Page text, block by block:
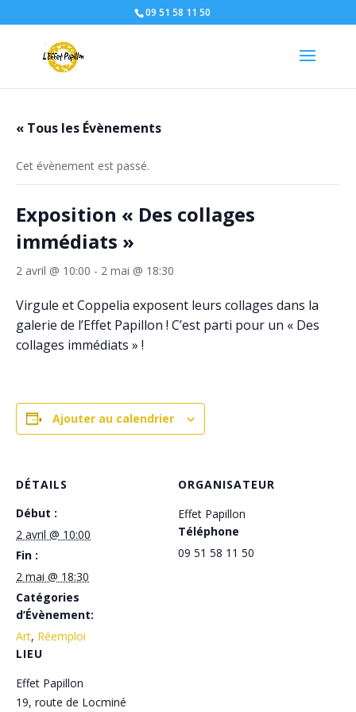
09 51 58 11 50
« Tous les Évènements
Cet évènement est passé.
Exposition « Des collages
immédiats »
2 avril @ 10:00 - 2 mai @ 18:30
Virgule et Coppelia exposent leurs collages dans la
galerie de l’Effet Papillon ! C’est parti pour un « Des
collages immédiats » !
Ajouter au calendrier
DÉTAILS
Début :
2 avril @ 10:00
Fin :
2 mai @ 18:30
Catégories
d’Évènement:
Art, Réemploi
LIEU
Effet Papillon
19, route de Locminé
ORGANISATEUR
Effet Papillon
Téléphone
09 51 58 11 50